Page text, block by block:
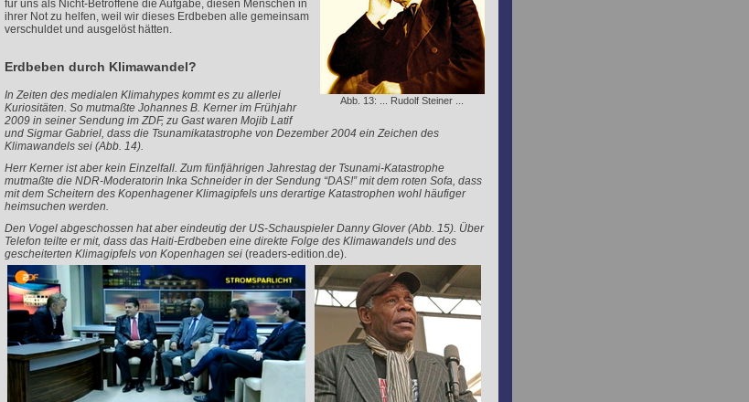
Abb. 13: ... Rudolf Steiner ...
für uns als Nicht-Betroffene die Aufgabe, diesen Menschen in
ihrer Not zu helfen, weil wir dieses Erdbeben alle gemeinsam
verschuldet und ausgelöst hätten.
Erdbeben durch Klimawandel?
In Zeiten des medialen Klimahypes kommt es zu allerlei
Kuriositäten. So mutmaßte Johannes B. Kerner im Frühjahr
2009 in seiner Sendung im ZDF, zu Gast waren Mojib Latif
und Sigmar Gabriel, dass die Tsunamikatastrophe von Dezember 2004 ein Zeichen des
Klimawandels sei (Abb. 14).
Herr Kerner ist aber kein Einzelfall. Zum fünfjährigen Jahrestag der Tsunami-Katastrophe
mutmaßte die NDR-Moderatorin Inka Schneider in der Sendung “DAS!” mit dem roten Sofa, dass
mit dem Scheitern des Kopenhagener Klimagipfels uns derartige Katastrophen wohl häufiger
heimsuchen werden.
Den Vogel abgeschossen hat aber eindeutig der US-Schauspieler Danny Glover (Abb. 15). Über
Telefon teilte er mit, dass das Haiti-Erdbeben eine direkte Folge des Klimawandels und des
gescheiterten Klimagipfels von Kopenhagen sei(readers-edition.de).